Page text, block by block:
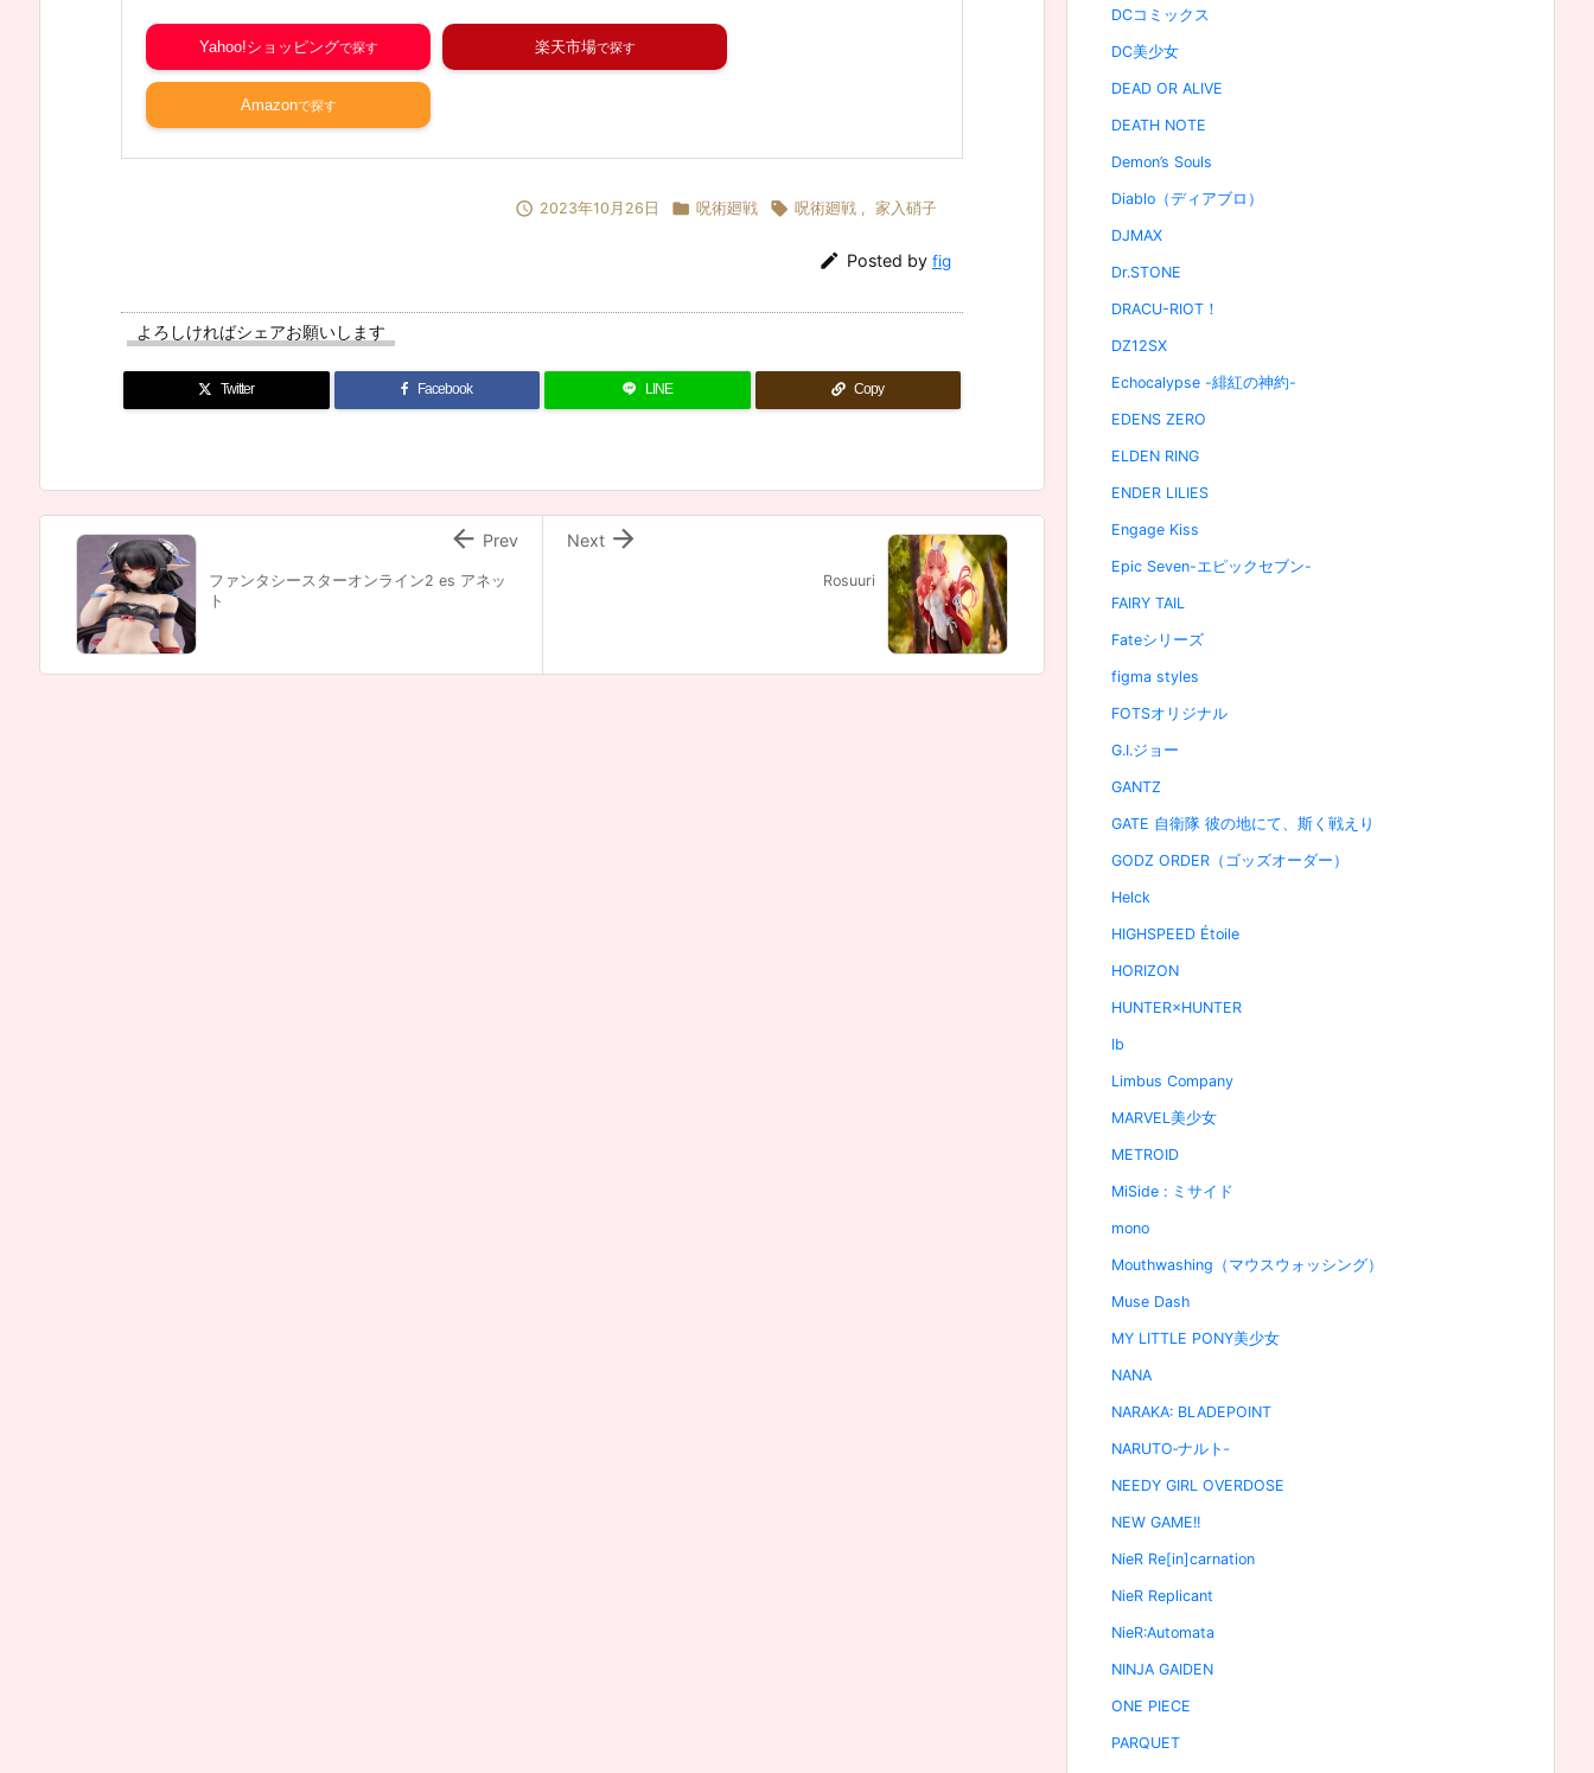
Yahoo!ショッピング 楽天市場
Amazon
 2023年10月26日  呪術廻戦  呪術廻戦 , 家入硝子
 Posted by fig
よろしければシェアお願いします
Twitter Facebook LINE Copy
Rosuuri

Next
ファンタシースターオンライン2 es アネッ
ト
 Prev
DCコミックス
DC美少女
DEAD OR ALIVE
DEATH NOTE
Demon’s Souls
Diablo（ディアブロ）
DJMAX
Dr.STONE
DRACU-RIOT！
DZ12SX
Echocalypse -緋紅の神約-
EDENS ZERO
ELDEN RING
ENDER LILIES
Engage Kiss
Epic Seven-エピックセブン-
FAIRY TAIL
Fateシリーズ
figma styles
FOTSオリジナル
G.I.ジョー
GANTZ
GATE 自衛隊 彼の地にて、斯く戦えり
GODZ ORDER（ゴッズオーダー）
Helck
HIGHSPEED Étoile
HORIZON
HUNTER×HUNTER
Ib
Limbus Company
MARVEL美少女
METROID
MiSide : ミサイド
mono
Mouthwashing（マウスウォッシング）
Muse Dash
MY LITTLE PONY美少女
NANA
NARAKA: BLADEPOINT
NARUTO‐ナルト‐
NEEDY GIRL OVERDOSE
NEW GAME!!
NieR Re[in]carnation
NieR Replicant
NieR:Automata
NINJA GAIDEN
ONE PIECE
PARQUET